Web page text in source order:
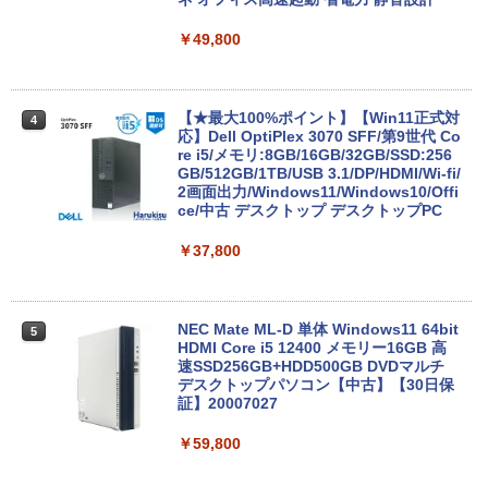
￥3,480
【Amazon.co.jp限定】 伊藤園 磨かれて、澄
] [ 水 ] [ ペットボトル ] [ 箱買い ] [ ストック
版ビッグガンガンコミックス)
￥810
ソコン Microsoft Office付き｜ノートパ
￥19,800
【今だけ】全品ポイント10倍 お買い物マ
ラソン★8/4～8/11★中古パソコン ノー
トPC NEC VersaPro VX-4 PC-VKT16XZ
古SSD 2.5インチ128GB / 256GB / 512G
￥17,800
【1500円OFFクーポン】【テンキー&Wi
GB メモリ8GB Core i3 第8世代 Micros
￥49,800
4
【★最大100%ポイント】【Win11正式対
応】Dell OptiPlex 3070 SFF/第9世代 Co
re i5/メモリ:8GB/16GB/32GB/SSD:256
GB/512GB/1TB/USB 3.1/DP/HDMI/Wi-fi/
2画面出力/Windows11/Windows10/Offi
ce/中古 デスクトップ デスクトップPC
￥37,800
5
NEC Mate ML-D 単体 Windows11 64bit
HDMI Core i5 12400 メモリー16GB 高
速SSD256GB+HDD500GB DVDマルチ
デスクトップパソコン【中古】【30日保
証】20007027
￥59,800